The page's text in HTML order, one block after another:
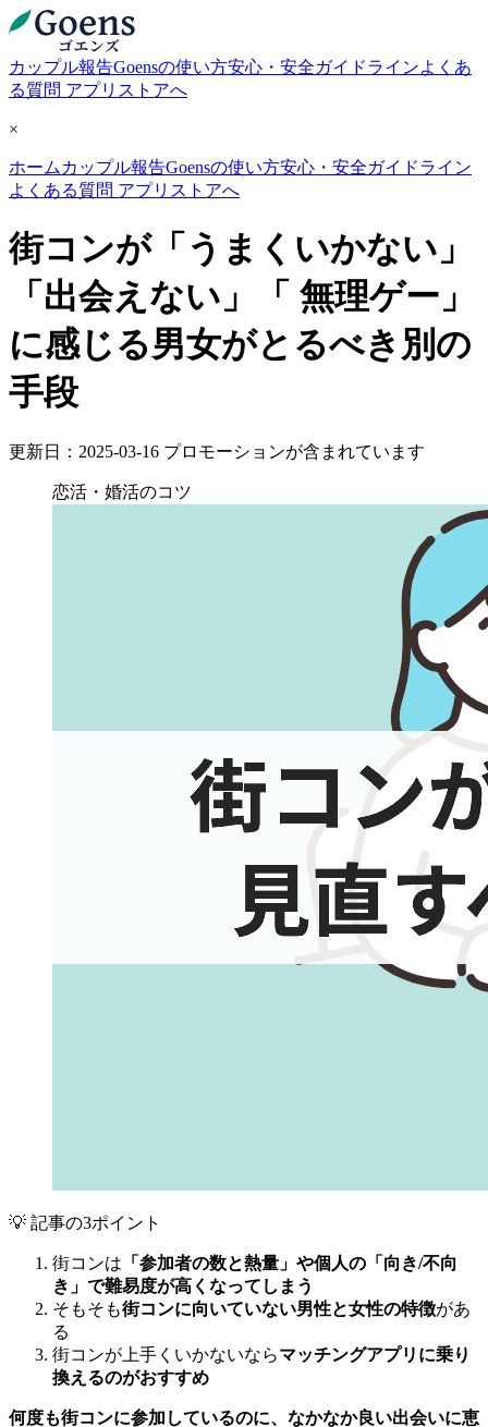
カップル報告Goensの使い方安心・安全ガイドラインよくあ
る質問 アプリストアへ
×
ホーム カップル報告Goensの使い方安心・安全ガイドライン
よくある質問 アプリストアへ
街コンが「うまくいかない」
「出会えない」「 無理ゲー」
に感じる男女がとるべき別の
手段
更新日：2025-03-16 プロモーションが含まれています
恋活・婚活のコツ
💡 記事の3ポイント
街コンは 「参加者の数と熱量」や個人の「向き/不向
き」で難易度が高くなってしまう
そもそも街コンに向いていない男性と女性の特徴があ
る
街コンが上手くいかないならマッチングアプリに乗り
換えるのがおすすめ
何度も街コンに参加しているのに、なかなか良い出会いに恵